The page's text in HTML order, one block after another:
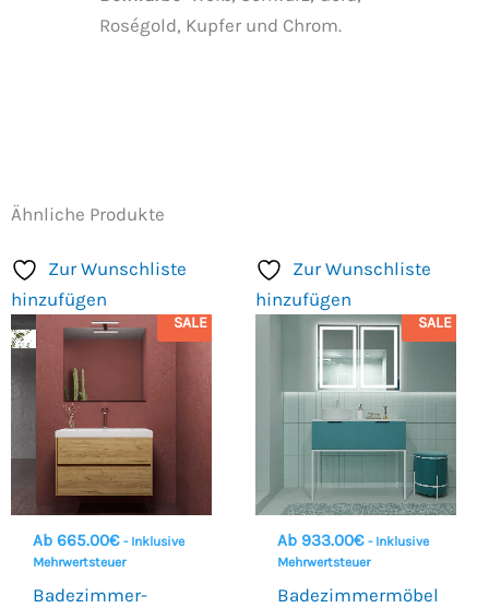
Roségold, Kupfer und Chrom.
Ähnliche Produkte
Zur Wunschliste
hinzufügen
SALE
Ab 665.00€ - Inklusive
Mehrwertsteuer
Badezimmer-
Zur Wunschliste
hinzufügen
SALE
Ab 933.00€ - Inklusive
Mehrwertsteuer
Badezimmermöbel